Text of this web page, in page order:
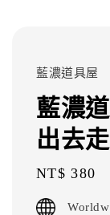
藍濃道具屋
藍濃
出去
Regular
price
NT$ 380